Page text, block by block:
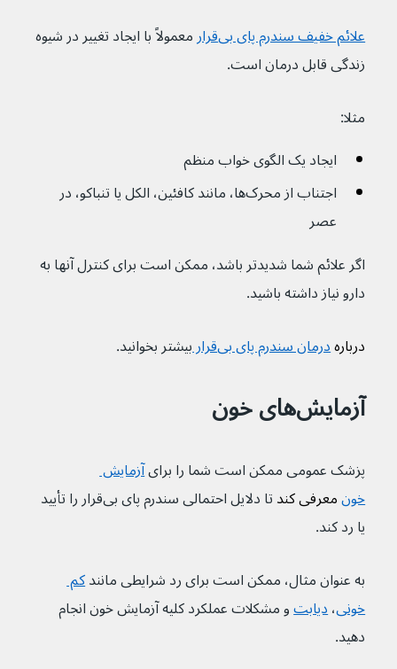
علائم خفیف سندرم پای بی‌قرار
معمولاً با ایجاد تغییر در شیوه
زندگی قابل درمان است.
مثلا:
ایجاد یک الگوی خواب منظم
اجتناب از محرک‌ها، مانند کافئین، الکل یا تنباکو، در
عصر
اگر علائم شما شدیدتر باشد، ممکن است برای کنترل آنها به
دارو نیاز داشته باشید.
درباره درمان سندرم پای بی‌قرار بیشتر بخوانید.
آزمایش‌های خون
پزشک عمومی ممکن است شما را برای آزمایش
خون معرفی کند
تا دلایل احتمالی سندرم پای بی‌قرار را تأیید
یا رد کند.
به عنوان مثال، ممکن است برای رد شرایطی مانند کم
خونی، دیابتو مشکلات عملکرد کلیه آزمایش خون انجام
دهید.